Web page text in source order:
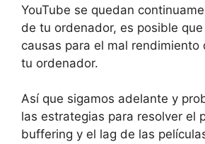
YouTube se quedan
de tu ordenador, es posible
causas para el mal rendimiento
tu ordenador.
Así que sigamos adelante y
las estrategias para resolver el
buffering y el lag de las